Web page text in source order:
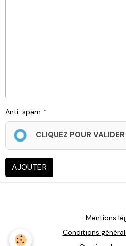
Anti-spam
CLIQUEZ POUR VALIDER
AJOUTER
Mentions
Conditions